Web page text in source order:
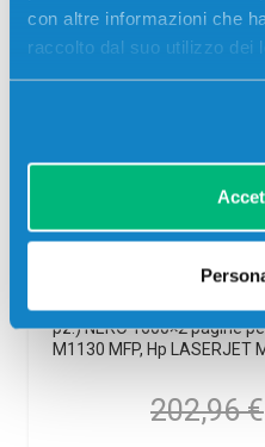
con altre informazioni che
raccolto dal suo utilizzo dei
Toner originale Hp
85A (Conf. da 2 pz.)
Originale Nero
Toner originale Hp
pz.) NERO 1600×2 pagine
M1130 MFP, Hp LASERJET
202,96€